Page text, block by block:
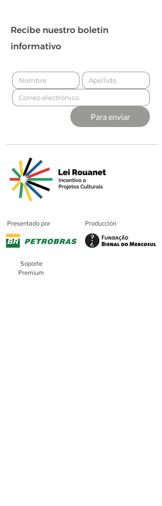
Recibe nuestro boletín
informativo
Para enviar
Presentado por Producción
Soporte
Premium